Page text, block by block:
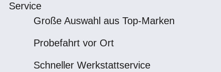
Service
Große Auswahl aus Top-Marken
Probefahrt vor Ort
Schneller Werkstattservice